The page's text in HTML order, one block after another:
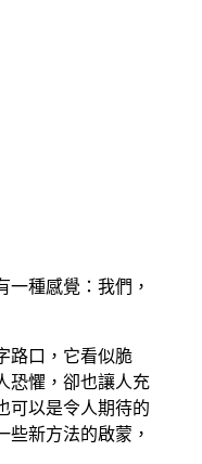
一種感覺：我們，
路口，它看似脆
恐懼，卻也讓人充
可以是令人期待的
些新方法的啟蒙，